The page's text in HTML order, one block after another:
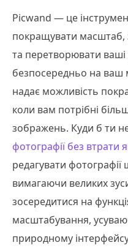
Picwand — це
покращувати масштаб,
та перетворювати
безпосередньо на ваш
надає можливість
коли вам потрібні
зображень. Куди б ти
фотографії без втрати
редагувати
вимагаючи великих
зосередитися на
масштабування,
природному